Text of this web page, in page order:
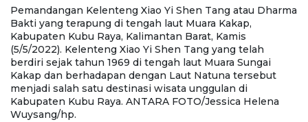
Pemandangan Kelenteng Xiao Yi Shen Tang atau Dharma
Bakti yang terapung di tengah laut Muara Kakap,
Kabupaten Kubu Raya, Kalimantan Barat, Kamis
(5/5/2022). Kelenteng Xiao Yi Shen Tang yang telah
berdiri sejak tahun 1969 di tengah laut Muara Sungai
Kakap dan berhadapan dengan Laut Natuna tersebut
menjadi salah satu destinasi wisata unggulan di
Kabupaten Kubu Raya. ANTARA FOTO/Jessica Helena
Wuysang/hp.